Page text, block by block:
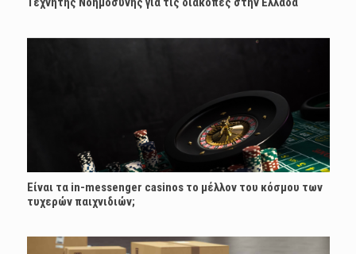
Είναι τα in-messenger casinos το μέλλον του κόσμου των
τυχερών παιχνιδιών;